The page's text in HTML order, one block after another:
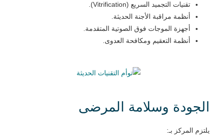
تقنيات التجميد السريع (Vitrification).
أنظمة مراقبة الأجنة الحديثة.
أجهزة الموجات فوق الصوتية المتقدمة.
أنظمة التعقيم ومكافحة العدوى.
الجودة وسلامة المرضى
يلتزم المركز بـ: